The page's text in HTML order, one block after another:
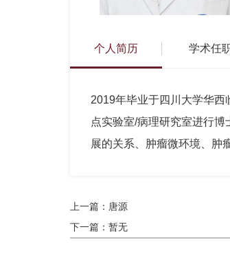
个人简历 学术任
2019年毕业于四川大学华
点实验室/病理研究室进行
展的关系、肿瘤微环境、肿
上一篇：唐源
下一篇：暂无